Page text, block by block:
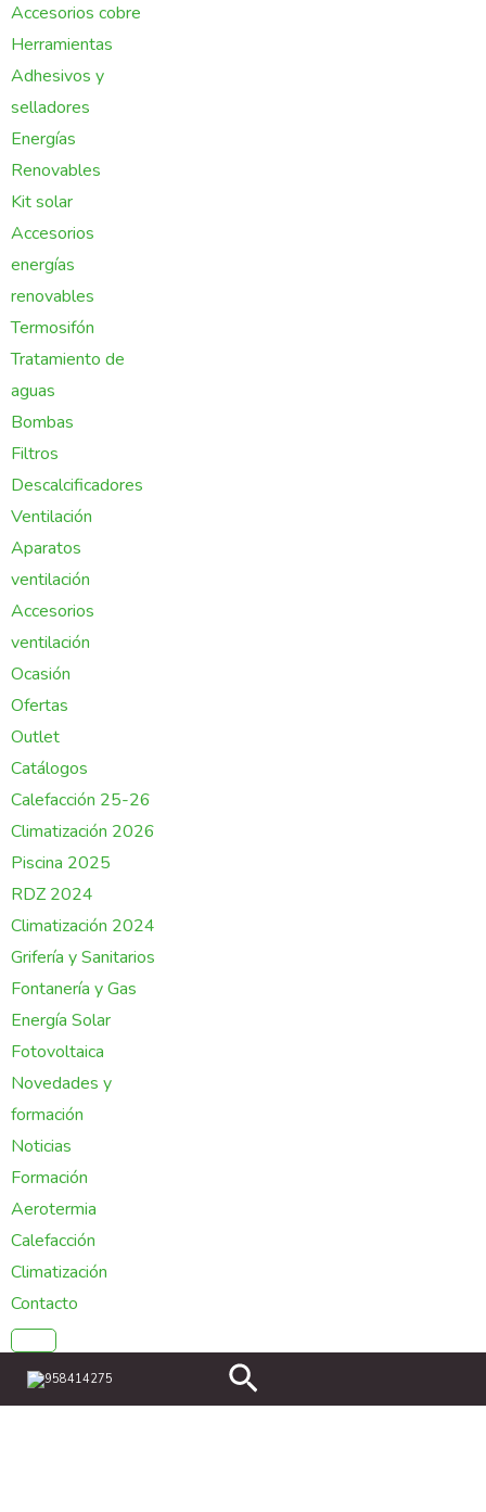
Accesorios cobre
Herramientas
Adhesivos y
selladores
Energías
Renovables
Kit solar
Accesorios
energías
renovables
Termosifón
Tratamiento de
aguas
Bombas
Filtros
Descalcificadores
Ventilación
Aparatos
ventilación
Accesorios
ventilación
Ocasión
Ofertas
Outlet
Catálogos
Calefacción 25-26
Climatización 2026
Piscina 2025
RDZ 2024
Climatización 2024
Grifería y Sanitarios
Fontanería y Gas
Energía Solar
Fotovoltaica
Novedades y
formación
Noticias
Formación
Aerotermia
Calefacción
Climatización
Contacto
958414275 Buscar